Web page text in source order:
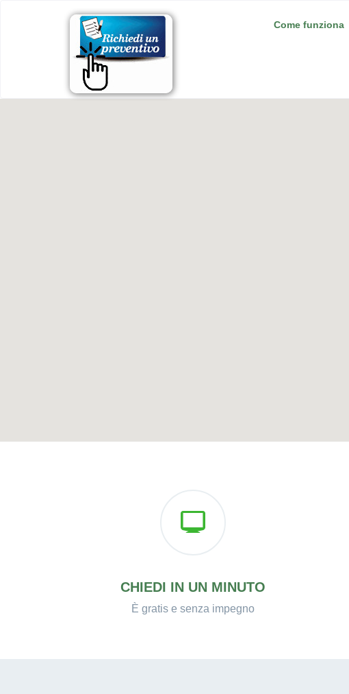
Come funziona
CHIEDI IN UN MINUTO
È gratis e senza impegno